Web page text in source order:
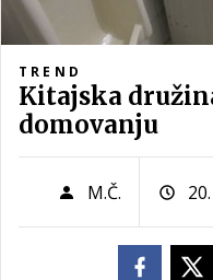
TREND
Kitajska
domovanju
M.Č.